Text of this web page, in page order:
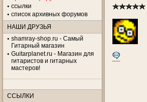
ссылки
список архивных форумов
НАШИ ДРУЗЬЯ
shamray-shop.ru - Самый
Гитарный магазин
Guitarplanet.ru - Магазин для
гитаристов и гитарных
мастеров!
ССЫЛКИ